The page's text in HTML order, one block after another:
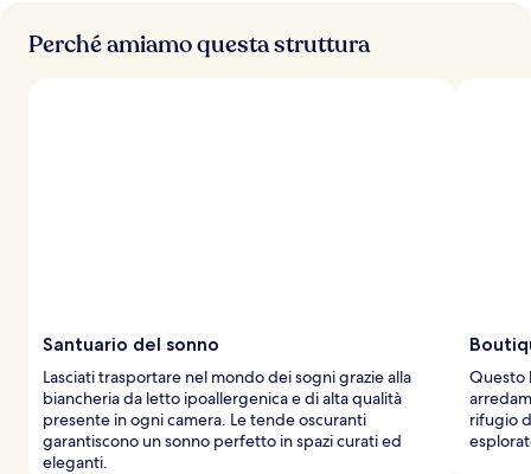
Perché amiamo questa struttura
Santuario del sonno
Lasciati trasportare nel mondo dei sogni grazie alla
biancheria da letto ipoallergenica e di alta qualità
presente in ogni camera. Le tende oscuranti
garantiscono un sonno perfetto in spazi curati ed
eleganti.
Questo
rifugio